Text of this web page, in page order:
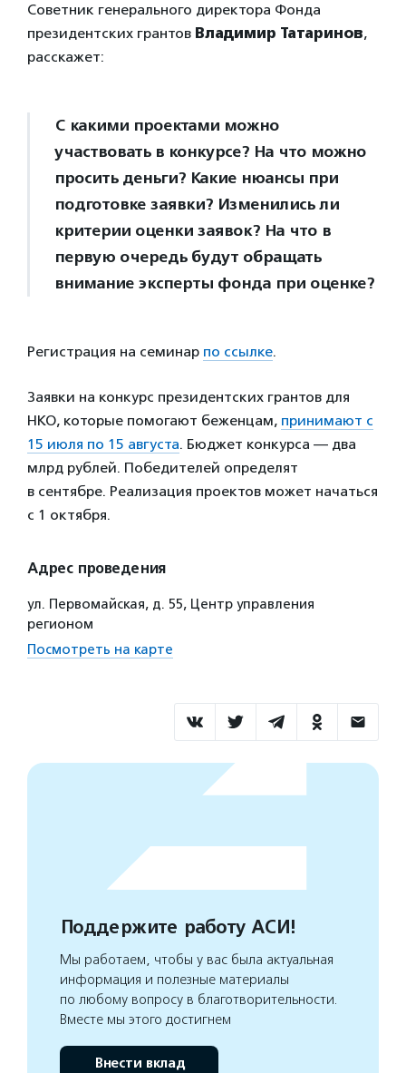
Советник генерального директора Фонда
президентских грантов Владимир Татаринов,
расскажет:
С какими проектами можно
участвовать в конкурсе? На что можно
просить деньги? Какие нюансы при
подготовке заявки? Изменились ли
критерии оценки заявок? На что в
первую очередь будут обращать
внимание эксперты фонда при оценке?
Регистрация на семинар по ссылке.
Заявки на конкурс президентских грантов для
НКО, которые помогают беженцам, принимают с
15 июля по 15 августа. Бюджет конкурса — два
млрд рублей. Победителей определят
в сентябре. Реализация проектов может начаться
с 1 октября.
Адрес проведения
ул. Первомайская, д. 55, Центр управления
регионом
Посмотреть на карте
Поддержите работу АСИ!
Мы работаем, чтобы у вас была актуальная
информация и полезные материалы
по любому вопросу в благотворительности.
Вместе мы этого достигнем
Внести вклад